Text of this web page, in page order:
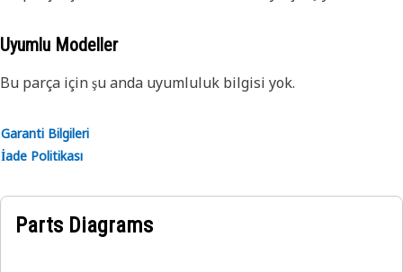
Uyumlu Modeller
Bu parça için şu anda uyumluluk bilgisi yok.
Garanti Bilgileri
İade Politikası
Parts Diagrams